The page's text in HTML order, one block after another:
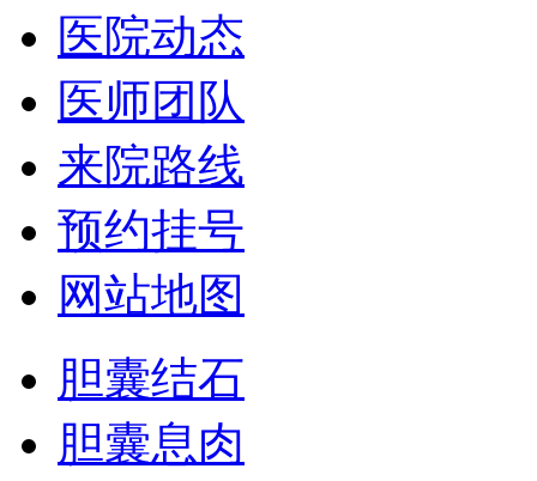
医院动态
医师团队
来院路线
预约挂号
网站地图
胆囊结石
胆囊息肉